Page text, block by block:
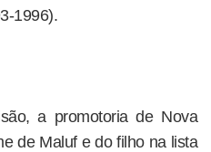
1996).
a promotoria de Nova
de Maluf e do filho na lista